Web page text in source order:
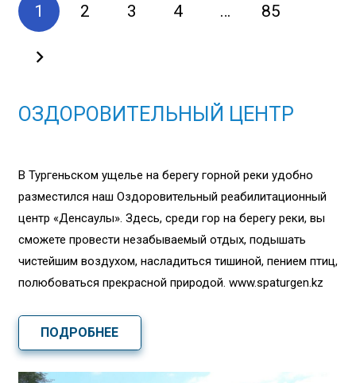
1 2 3 4 … 85
ОЗДОРОВИТЕЛЬНЫЙ ЦЕНТР
В Тургеньском ущелье на берегу горной реки удобно
разместился наш Оздоровительный реабилитационный
центр «Денсаулық». Здесь, среди гор на берегу реки, вы
сможете провести незабываемый отдых, подышать
чистейшим воздухом, насладиться тишиной, пением птиц,
полюбоваться прекрасной природой. www.spaturgen.kz
ПОДРОБНЕЕ